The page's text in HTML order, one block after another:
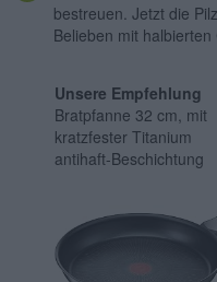
bestreuen. Jetzt die
Belieben mit
Unsere Empfehlung
Bratpfanne 32 cm, mit
kratzfester Titanium
antihaft-